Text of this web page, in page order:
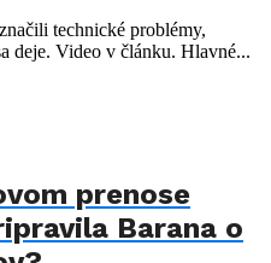
technické problémy,
deje. Video v článku. Hlavné...
prenose
Barana o